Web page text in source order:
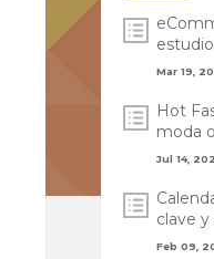
Mar 19,
Hot
moda
Jul 14,
clave y
Feb 09,